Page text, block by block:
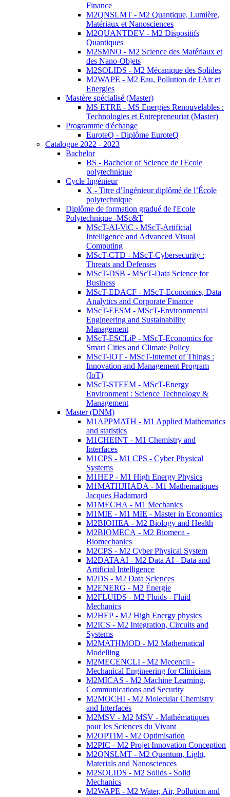
Finance
M2QNSLMT - M2 Quantique, Lumière,
Matériaux et Nanosciences
M2QUANTDEV - M2 Dispositifs
Quantiques
M2SMNO - M2 Science des Matériaux et
des Nano-Objets
M2SOLIDS - M2 Mécanique des Solides
M2WAPE - M2 Eau, Pollution de l'Air et
Energies
Mastère spécialisé (Master)
MS ETRE - MS Energies Renouvelables :
Technologies et Entrepreneuriat (Master)
Programme d'échange
EuroteQ - Diplôme EuroteQ
Catalogue 2022 - 2023
Bachelor
BS - Bachelor of Science de l'Ecole
polytechnique
Cycle Ingénieur
X - Titre d’Ingénieur diplômé de l’École
polytechnique
Diplôme de formation gradué de l'Ecole
Polytechnique -MSc&T
MScT-AI-ViC - MScT-Artificial
Intelligence and Advanced Visual
Computing
MScT-CTD - MScT-Cybersecurity :
Threats and Defenses
MScT-DSB - MScT-Data Science for
Business
MScT-EDACF - MScT-Economics, Data
Analytics and Corporate Finance
MScT-EESM - MScT-Environmental
Engineering and Sustainability
Management
MScT-ESCLiP - MScT-Economics for
Smart Cities and Climate Policy
MScT-IOT - MScT-Internet of Things :
Innovation and Management Program
(IoT)
MScT-STEEM - MScT-Energy
Environment : Science Technology &
Management
Master (DNM)
M1APPMATH - M1 Applied Mathematics
and statistics
M1CHEINT - M1 Chemistry and
Interfaces
M1CPS - M1 CPS - Cyber Physical
Systems
M1HEP - M1 High Energy Physics
M1MATHJHADA - M1 Mathematiques
Jacques Hadamard
M1MECHA - M1 Mechanics
M1MIE - M1 MIE - Master in Economics
M2BIOHEA - M2 Biology and Health
M2BIOMECA - M2 Biomeca -
Biomechanics
M2CPS - M2 Cyber Physical System
M2DATAAI - M2 Data AI - Data and
Artificial Intelligence
M2DS - M2 Data Sciences
M2ENERG - M2 Énergie
M2FLUIDS - M2 Fluids - Fluid
Mechanics
M2HEP - M2 High Energy physics
M2ICS - M2 Integration, Circuits and
Systems
M2MATHMOD - M2 Mathematical
Modelling
M2MECENCLI - M2 Mecencli -
Mechanical Engineering for Clinicians
M2MICAS - M2 Machine Learning,
Communications and Security
M2MOCHI - M2 Molecular Chemistry
and Interfaces
M2MSV - M2 MSV - Mathématiques
pour les Sciences du Vivant
M2OPTIM - M2 Optimisation
M2PIC - M2 Projet Innovation Conception
M2QNSLMT - M2 Quantum, Light,
Materials and Nanosciences
M2SOLIDS - M2 Solids - Solid
Mechanics
M2WAPE - M2 Water, Air, Pollution and